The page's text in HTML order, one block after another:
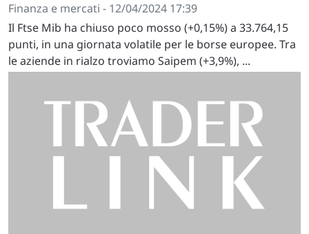
Finanza e mercati - 12/04/2024 17:39
Il Ftse Mib ha chiuso poco mosso (+0,15%) a 33.764,15
punti, in una giornata volatile per le borse europee. Tra
le aziende in rialzo troviamo Saipem (+3,9%), ...